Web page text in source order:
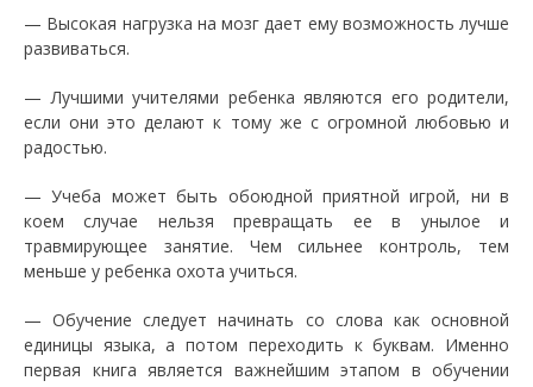
— Высокая нагрузка на мозг дает ему возможность лучше
развиваться.
— Лучшими учителями ребенка являются его родители,
если они это делают к тому же с огромной любовью и
радостью.
— Учеба может быть обоюдной приятной игрой, ни в
коем случае нельзя превращать ее в унылое и
травмирующее занятие. Чем сильнее контроль, тем
меньше у ребенка охота учиться.
— Обучение следует начинать со слова как основной
единицы языка, а потом переходить к буквам. Именно
первая книга является важнейшим этапом в обучении